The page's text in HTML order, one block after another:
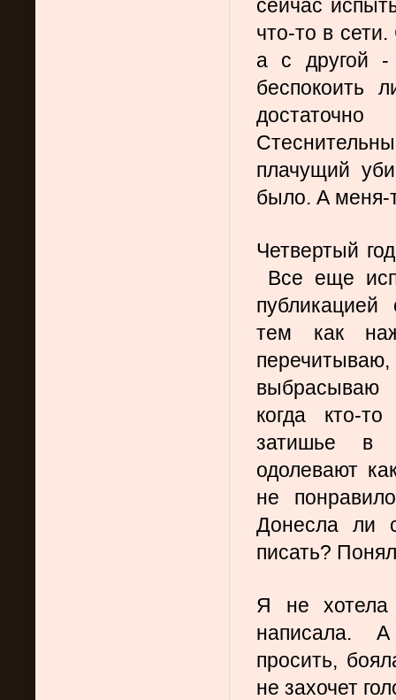
сейчас
что-то в
а с другой -
беспокоить
плачущий
было. А меня-
Четвертый
Все еще
тем как
выбрасываю
когда кто-
затишье в
одолевают
не
Донесла ли
писать?
Я не хотела
написала. А
просить,
не захочет